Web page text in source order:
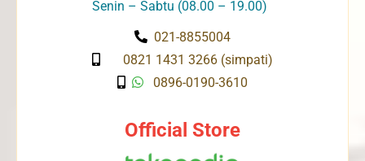
Senin – Sabtu (08.00 – 19.00)
021-8855004
0821 1431 3266 (simpati)
0896-0190-3610
Official Store